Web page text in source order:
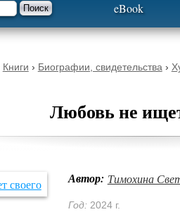
eBook
Книги › Биографии, свидетельства ›
Любовь не
Автор: Тимохина
Год: 2024 г.